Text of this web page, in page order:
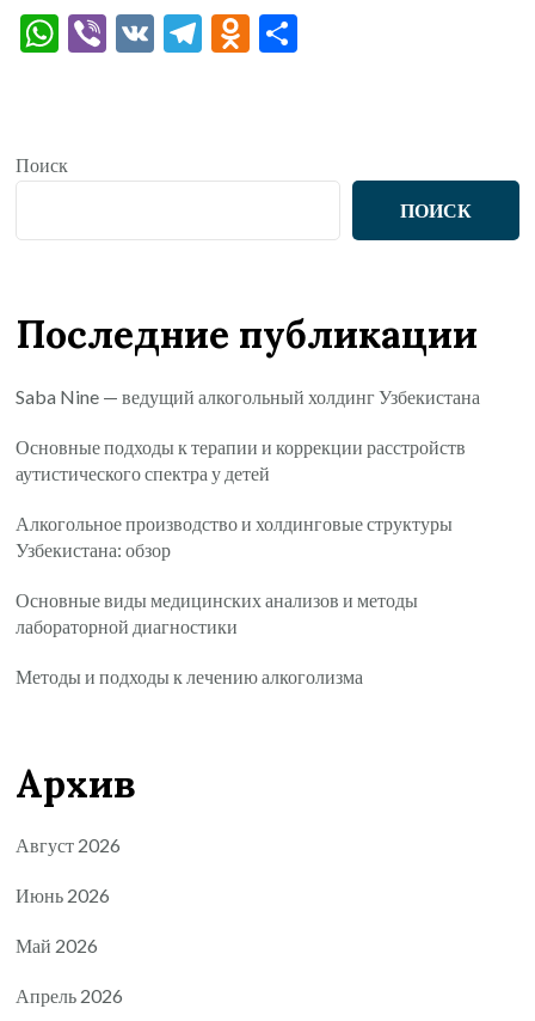
WhatsApp
Viber
VK Telegram
Odnoklassniki
Поиск
ПОИСК
Последние публикации
Saba Nine — ведущий алкогольный холдинг Узбекистана
Основные подходы к терапии и коррекции расстройств
аутистического спектра у детей
Алкогольное производство и холдинговые структуры
Узбекистана: обзор
Основные виды медицинских анализов и методы
лабораторной диагностики
Методы и подходы к лечению алкоголизма
Архив
Август 2026
Июнь 2026
Май 2026
Апрель 2026